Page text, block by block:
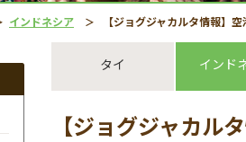
インドネシア 【ジョグジャカルタ情報】空港近くにあるホテル「ibis Yogyakarta International
タイ インド
【ジョグジャカ